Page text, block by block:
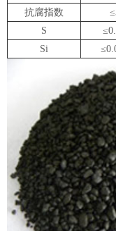
抗腐指数
S
Si